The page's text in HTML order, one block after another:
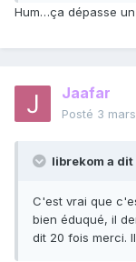
Hum…ça dépasse
Jaafar
Posté 3
librekom a dit
C'est vrai que
bien éduqué, il
dit 20 fois merci.